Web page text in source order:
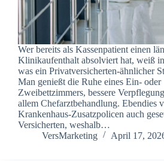
Wer bereits als Kassenpatient einen
Klinikaufenthalt absolviert hat, weiß
was ein Privatversicherten-ähnlicher
Man genießt die Ruhe eines Ein- oder
Zweibettzimmers, bessere
allem Chefarztbehandlung. Ebendies
Krankenhaus-Zusatzpolicen auch
Versicherten, weshalb…
VersMarketing
April 17,